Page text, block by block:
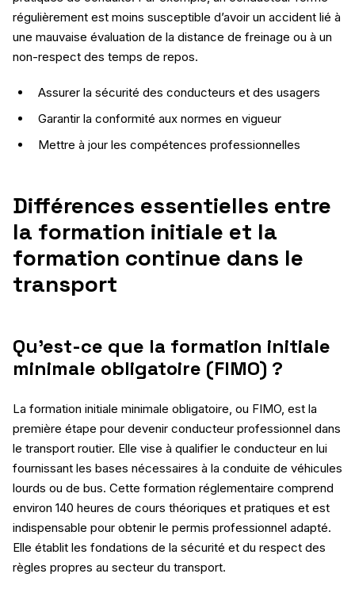
régulièrement est moins susceptible d’avoir un accident lié à
une mauvaise évaluation de la distance de freinage ou à un
non-respect des temps de repos.
Assurer la sécurité des conducteurs et des usagers
Garantir la conformité aux normes en vigueur
Mettre à jour les compétences professionnelles
Différences essentielles entre
la formation initiale et la
formation continue dans le
transport
Qu’est-ce que la formation initiale
minimale obligatoire (FIMO) ?
La formation initiale minimale obligatoire, ou FIMO, est la
première étape pour devenir conducteur professionnel dans
le transport routier. Elle vise à qualifier le conducteur en lui
fournissant les bases nécessaires à la conduite de véhicules
lourds ou de bus. Cette formation réglementaire comprend
environ 140 heures de cours théoriques et pratiques et est
indispensable pour obtenir le permis professionnel adapté.
Elle établit les fondations de la sécurité et du respect des
règles propres au secteur du transport.